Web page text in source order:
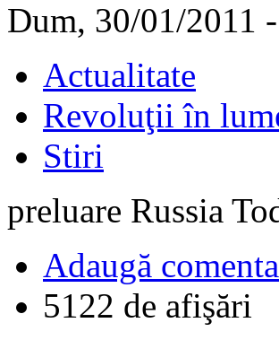
Dum, 30/01/2011
Actualitate
Revoluţii în
Stiri
preluare Russia
Adaugă
5122 de afişări